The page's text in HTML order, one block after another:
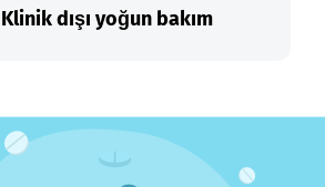
Klinik dışı yoğun bakım